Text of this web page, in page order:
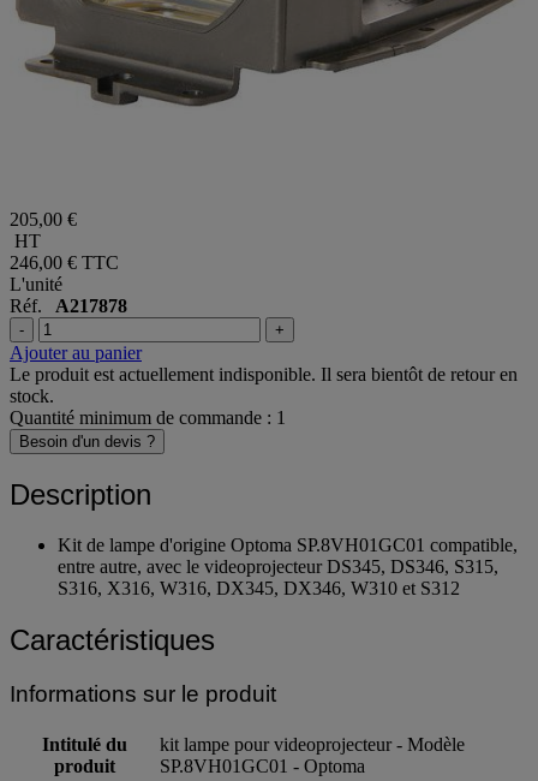
205,00 €
HT
246,00 € TTC
L'unité
Réf. A217878
- +
Ajouter au panier
Le produit est actuellement indisponible. Il sera bientôt de retour en
stock.
Quantité minimum de commande : 1
Besoin d'un devis ?
Description
Kit de lampe d'origine Optoma SP.8VH01GC01 compatible,
entre autre, avec le videoprojecteur DS345, DS346, S315,
S316, X316, W316, DX345, DX346, W310 et S312
Caractéristiques
Informations sur le produit
Intitulé du
produit
kit lampe pour videoprojecteur - Modèle
SP.8VH01GC01 - Optoma